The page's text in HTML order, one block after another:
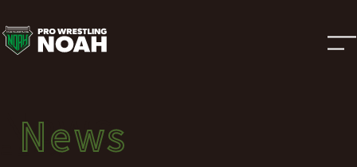
ニ
ュ
ー
ス
News
ニュース
News